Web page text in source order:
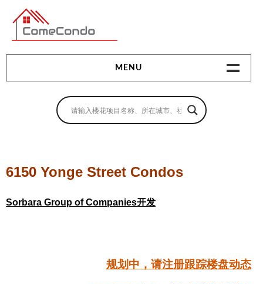
多伦多最新最全的楼花搜索引擎
MENU
地产相关
卖房指南
贷款指南
6150 Yonge Street Condos
Sorbara Group of Companies开发
规划中，请注册跟踪楼盘动态